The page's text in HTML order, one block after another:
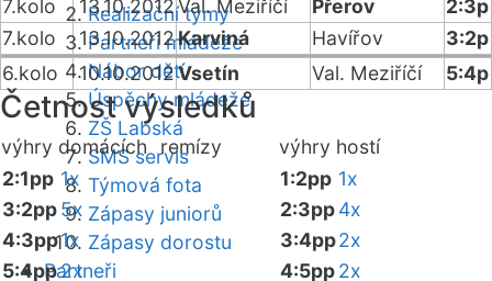
Realizační týmy
Partneři mládeže
Nábor dětí
Úspěchy mládeže
ZŠ Labská
SMS servis
Týmová fota
Zápasy juniorů
Zápasy dorostu
Partneři
7.kolo
13.10.2012Val. Meziříčí Přerov
2:3p
7.kolo
13.10.2012Karviná Havířov
3:2p
6.kolo
10.10.2012Vsetín Val. Meziříčí 5:4p
Četnost výsledků
výhry domácích remízy výhry hostí
2:1pp 1x
3:2pp5x
4:3pp1x
5:4pp2x
1:2pp 1x
2:3pp4x
3:4pp2x
4:5pp2x